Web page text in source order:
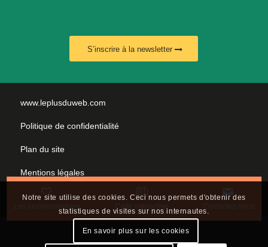
Les incontournables Carte interactive Contactez-nous
S’inscrire à la newsletter
www.leplusduweb.com
Politique de confidentialité
Plan du site
Mentions légales
Nous contacter
Notre site utilise des cookies. Ceci nous permets d'obtenir des
statistiques de visites sur nos internautes.
En savoir plus sur les cookies